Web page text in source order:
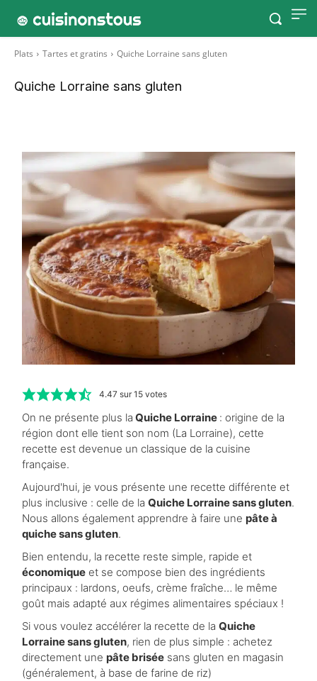
Plats Tartes et gratins Quiche Lorraine sans gluten
Quiche Lorraine sans gluten
4.47 sur15votes
On ne présente plus la Quiche Lorraine : origine de la
région dont elle tient son nom (La Lorraine), cette
recette est devenue un classique de la cuisine
française.
Aujourd'hui, je vous présente une recette différente et
plus inclusive : celle de la Quiche Lorraine sans gluten.
Nous allons également apprendre à faire une pâte à
quiche sans gluten.
Bien entendu, la recette reste simple, rapide et
économique et se compose bien des ingrédients
principaux : lardons, oeufs, crème fraîche… le même
goût mais adapté aux régimes alimentaires spéciaux !
Si vous voulez accélérer la recette de la Quiche
Lorraine sans gluten, rien de plus simple : achetez
directement une pâte brisée sans gluten en magasin
(généralement, à base de farine de riz)